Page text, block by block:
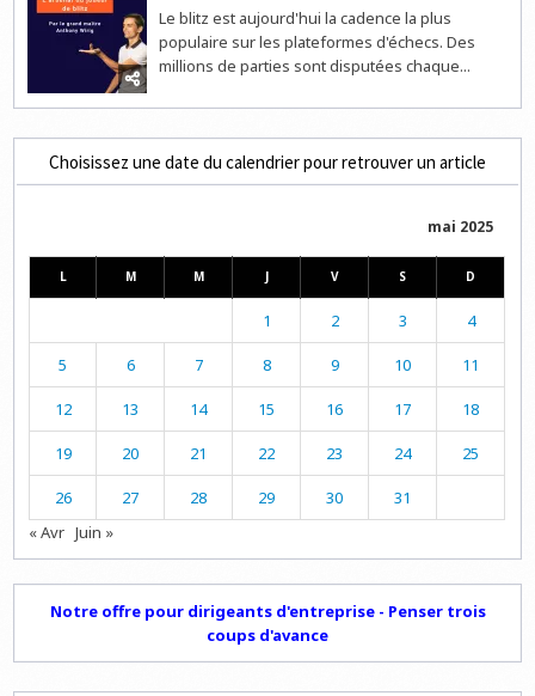
Le blitz est aujourd'hui la cadence la plus
populaire sur les plateformes d'échecs. Des
millions de parties sont disputées chaque...
Choisissez une date du calendrier pour retrouver un article
mai 2025
L M M J V S D
1 2 3 4
5 6 7 8 9 10 11
12 13 14 15 16 17 18
19 20 21 22 23 24 25
26 27 28 29 30
31
« Avr Juin »
Notre offre pour dirigeants d'entreprise - Penser trois
coups d'avance